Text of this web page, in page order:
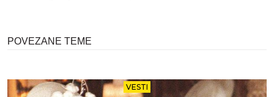
POVEZANE TEME
VESTI